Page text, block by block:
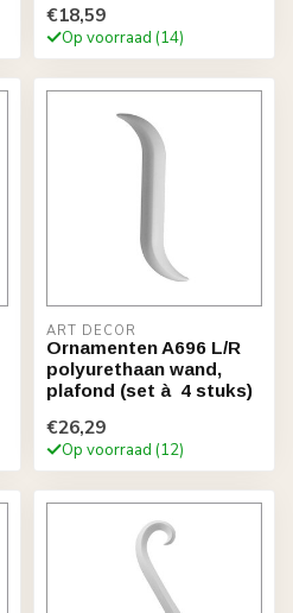
€18,59
Op voorraad (14)
ART DÉCOR
Ornamenten A696 L/R
polyurethaan wand,
plafond (set à 4 stuks)
€26,29
Op voorraad (12)